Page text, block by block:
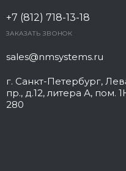
+7 (812) 718-13-18
ЗАКАЗАТЬ ЗВОНОК
sales@nmsystems.ru
г. Санкт-Петербург,
пр., д.12, литера А, пом.
280